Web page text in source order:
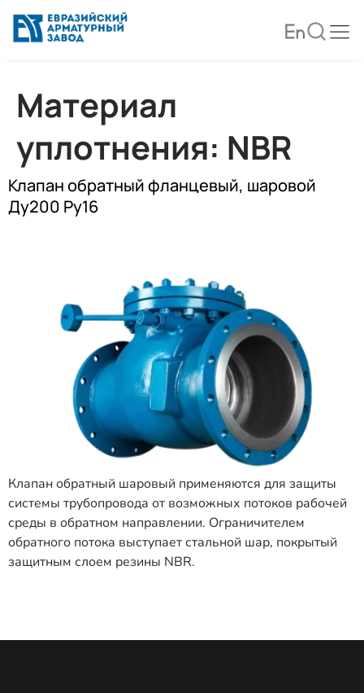
Материал
уплотнения: NBR
Клапан обратный фланцевый, шаровой
Ду200 Ру16
Клапан обратный шаровый применяются для защиты
системы трубопровода от возможных потоков рабочей
среды в обратном направлении. Ограничителем
обратного потока выступает стальной шар, покрытый
защитным слоем резины NBR.